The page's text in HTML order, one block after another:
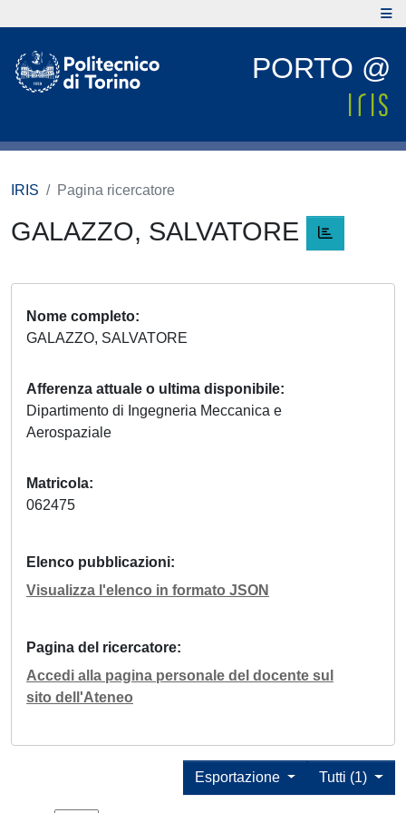
PORTO @
IRIS Pagina ricercatore
GALAZZO, SALVATORE
Nome completo
GALAZZO, SALVATORE
Afferenza attuale o ultima disponibile
Dipartimento di Ingegneria Meccanica e
Aerospaziale
Matricola
062475
Elenco pubblicazioni
Visualizza l'elenco in formato JSON
Pagina del ricercatore
Accedi alla pagina personale del docente sul
sito dell'Ateneo
Tutti (1)
Esportazione